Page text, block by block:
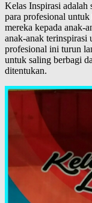
Kelas Inspirasi adalah
para profesional untuk
mereka kepada anak-
anak-anak terinspirasi
profesional ini turun
untuk saling berbagi
ditentukan.